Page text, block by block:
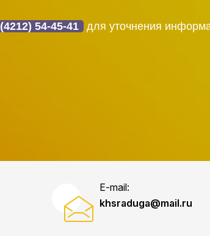
(4212) 54-45-41
для уточнения
E-mail:
khsraduga@mail.ru